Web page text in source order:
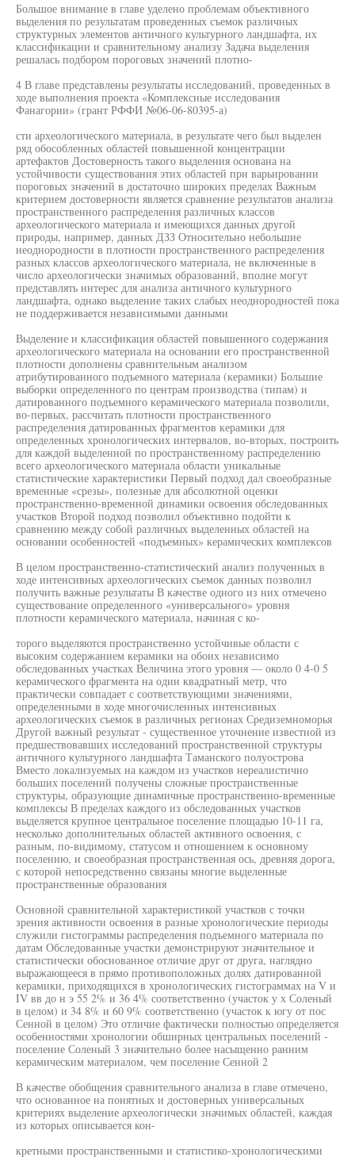
Большое внимание в главе уделено проблемам объективного
выделения по результатам проведенных съемок различных
структурных элементов античного культурного ландшафта, их
классификации и сравнительному анализу Задача выделения
решалась подбором пороговых значений плотно-
4 В главе представлены результаты исследований, проведенных в
ходе выполнения проекта «Комплексные исследования
Фанагории» (грант РФФИ №06-06-80395-а)
сти археологического материала, в результате чего был выделен
ряд обособленных областей повышенной концентрации
артефактов Достоверность такого выделения основана на
устойчивости существования этих областей при варьировании
пороговых значений в достаточно широких пределах Важным
критерием достоверности является сравнение результатов анализа
пространственного распределения различных классов
археологического материала и имеющихся данных другой
природы, например, данных ДЗЗ Относительно небольшие
неоднородности в плотности пространственного распределения
разных классов археологического материала, не включенные в
число археологически значимых образований, вполне могут
представлять интерес для анализа античного культурного
ландшафта, однако выделение таких слабых неоднородностей пока
не поддерживается независимыми данными
Выделение и классификация областей повышенного содержания
археологического материала на основании его пространственной
плотности дополнены сравнительным анализом
атрибутированного подъемного материала (керамики) Большие
выборки определенного по центрам производства (типам) и
датированного подъемного керамического материала позволили,
во-первых, рассчитать плотности пространственного
распределения датированных фрагментов керамики для
определенных хронологических интервалов, во-вторых, построить
для каждой выделенной по пространственному распределению
всего археологического материала области уникальные
статистические характеристики Первый подход дал своеобразные
временные «срезы», полезные для абсолютной оценки
пространственно-временной динамики освоения обследованных
участков Второй подход позволил объективно подойти к
сравнению между собой различных выделенных областей на
основании особенностей «подъемных» керамических комплексов
В целом пространственно-статистический анализ полученных в
ходе интенсивных археологических съемок данных позволил
получить важные результаты В качестве одного из них отмечено
существование определенного «универсального» уровня
плотности керамического материала, начиная с ко-
торого выделяются пространственно устойчивые области с
высоким содержанием керамики на обоих независимо
обследованных участках Величина этого уровня — около 0 4-0 5
керамического фрагмента на один квадратный метр, что
практически совпадает с соответствующими значениями,
определенными в ходе многочисленных интенсивных
археологических съемок в различных регионах Средиземноморья
Другой важный результат - существенное уточнение известной из
предшествовавших исследований пространственной структуры
античного культурного ландшафта Таманского полуострова
Вместо локализуемых на каждом из участков нереалистично
больших поселений получены сложные пространственные
структуры, образующие динамичные пространственно-временные
комплексы В пределах каждого из обследованных участков
выделяется крупное центральное поселение площадью 10-11 га,
несколько дополнительных областей активного освоения, с
разным, по-видимому, статусом и отношением к основному
поселению, и своеобразная пространственная ось, древняя дорога,
с которой непосредственно связаны многие выделенные
пространственные образования
Основной сравнительной характеристикой участков с точки
зрения активности освоения в разные хронологические периоды
служили гистограммы распределения подъемного материала по
датам Обследованные участки демонстрируют значительное и
статистически обоснованное отличие друг от друга, наглядно
выражающееся в прямо противоположных долях датированной
керамики, приходящихся в хронологических гистограммах на V и
IV вв до н э 55 2% и 36 4% соответственно (участок у х Соленый
в целом) и 34 8% и 60 9% соответственно (участок к югу от пос
Сенной в целом) Это отличие фактически полностью определяется
особенностями хронологии обширных центральных поселений -
поселение Соленый 3 значительно более насыщенно ранним
керамическим материалом, чем поселение Сенной 2
В качестве обобщения сравнительного анализа в главе отмечено,
что основанное на понятных и достоверных универсальных
критериях выделение археологически значимых областей, каждая
из которых описывается кон-
кретными пространственными и статистико-хронологическими